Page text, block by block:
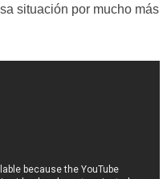
situación por mucho más